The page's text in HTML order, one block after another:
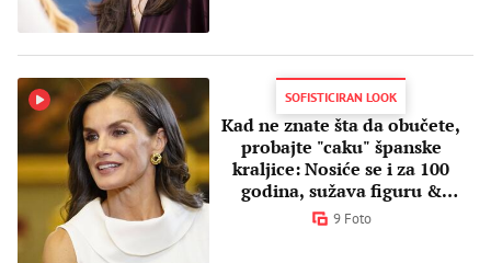
SOFISTICIRAN LOOK
Kad ne znate šta da obučete,
probajte "caku" španske
kraljice: Nosiće se i za 100
godina, sužava figuru &
emituje moć
9 Foto